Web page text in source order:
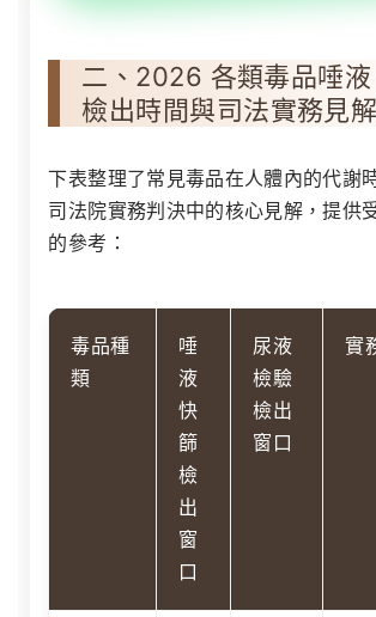
二、2026 各類毒品唾
檢出時間與司法實務見
下表整理了常見毒品在人體內的代謝
司法院實務判決中的核心見解，提供
的參考：
毒品種
類
唾
液
快
篩
檢
出
窗
口
尿液
檢驗
檢出
窗口
實